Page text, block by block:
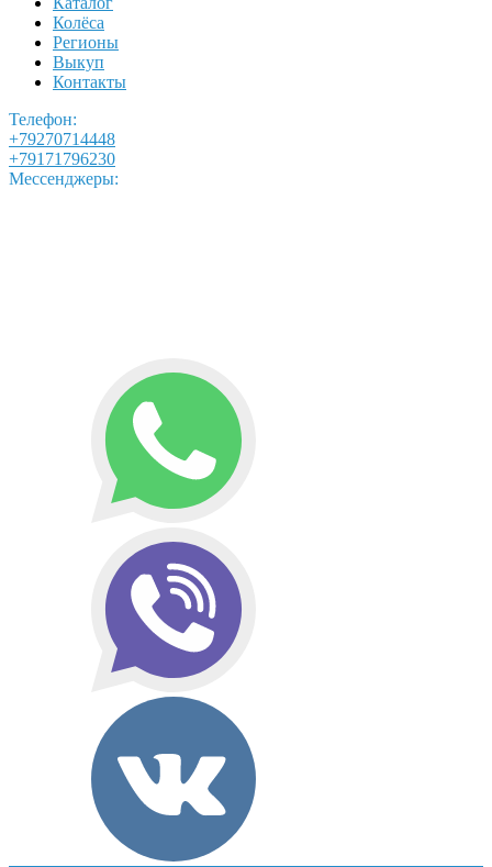
Колёса
Регионы
Выкуп
Контакты
Телефон:
+79270714448
+79171796230
Мессенджеры: